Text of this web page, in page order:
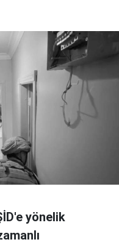
yönelik